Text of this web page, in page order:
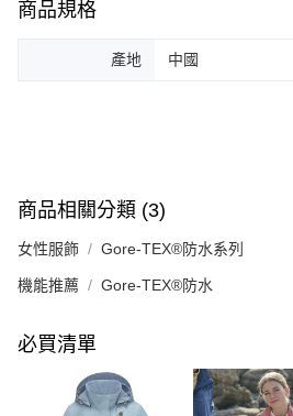
商品規格
產地 中國
商品相關分類 (3)
女性服飾 Gore-TEX®防水系列
機能推薦 Gore-TEX®防水
必買清單